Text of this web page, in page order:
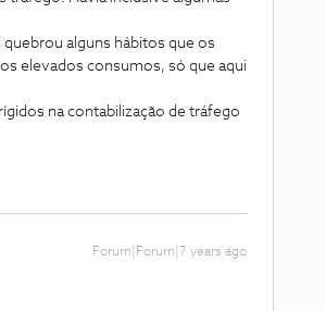
alguns hábitos que os
elevados consumos, só que aqui
na contabilização de tráfego
Forum|Forum|7 years ago